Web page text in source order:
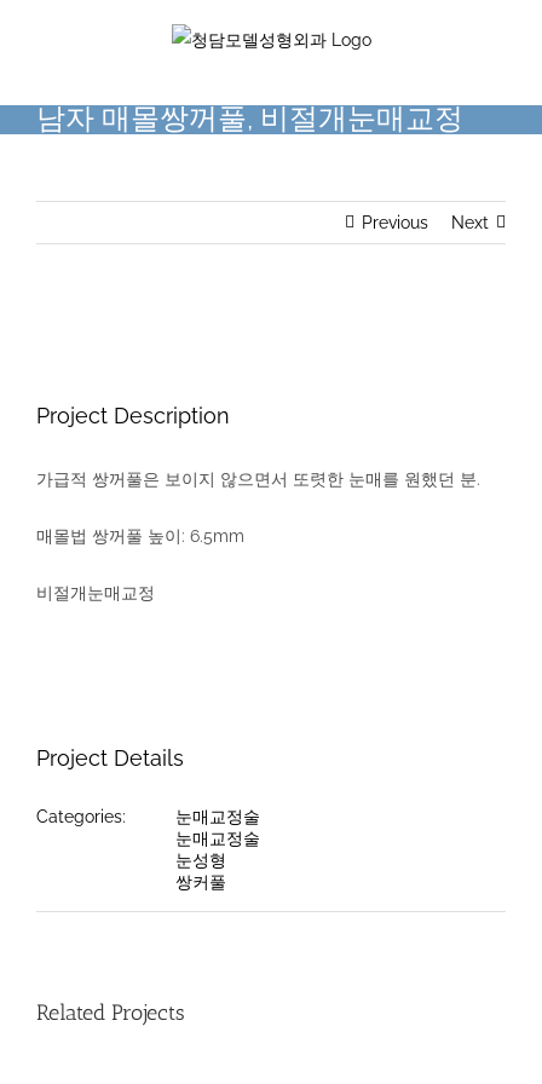
남자 매몰쌍꺼풀, 비절개눈매교정
Previous Next
Project Description
가급적 쌍꺼풀은 보이지 않으면서 또렷한 눈매를 원했던 분.
매몰법 쌍꺼풀 높이: 6.5mm
비절개눈매교정
Project Details
Categories:
눈매교정술
눈매교정술
눈성형
쌍커풀
Related Projects